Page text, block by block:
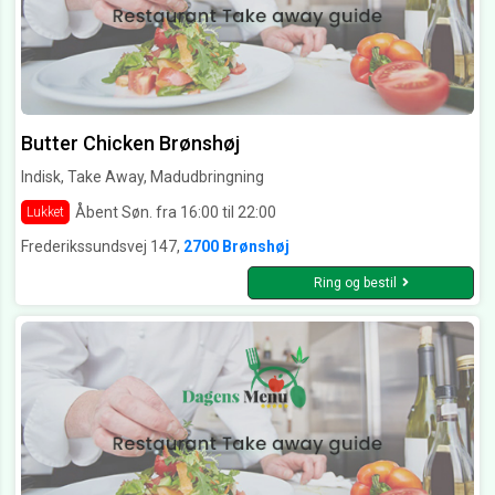
Butter Chicken Brønshøj
Indisk, Take Away, Madudbringning
Lukket
Åbent Søn. fra 16:00 til 22:00
Frederikssundsvej 147, 2700 Brønshøj
Ring og bestil